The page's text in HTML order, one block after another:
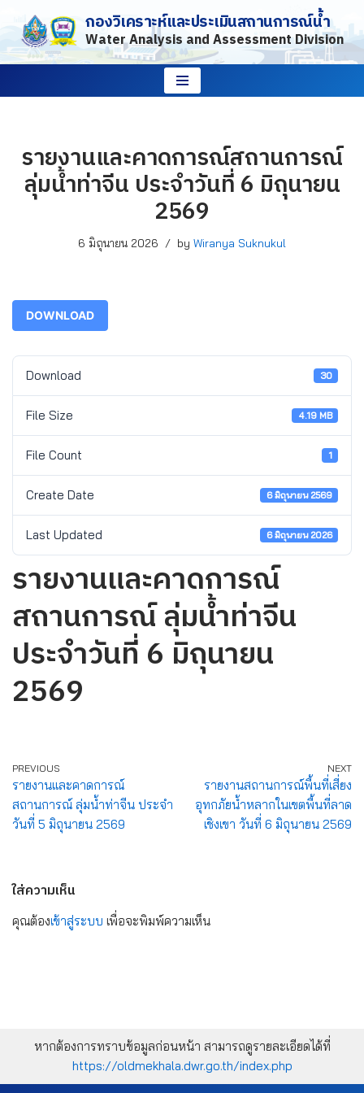
Skip
to
กองวิเคราะห์และประเมินสถานการณ์น้ำ
Water Analysis and Assessment Division
รายงานและคาดการณ์สถานการณ์
ลุ่มน้ำท่าจีน ประจำวันที่ 6 มิถุนายน
2569
6 มิถุนายน 2026 by Wiranya Suknukul
DOWNLOAD
Download 30
File Size 4.19 MB
File Count 1
Create Date 6 มิถุนายน 2569
Last Updated 6 มิถุนายน 2026
รายงานและคาดการณ์
สถานการณ์ ลุ่มน้ำท่าจีน
ประจำวันที่ 6 มิถุนายน
2569
PREVIOUS
รายงานและคาดการณ์
สถานการณ์ ลุ่มน้ำท่าจีน ประจำ
วันที่ 5 มิถุนายน 2569
NEXT
รายงานสถานการณ์พื้นที่เสี่ยง
อุทกภัยน้ำหลากในเขตพื้นที่ลาด
เชิงเขา วันที่ 6 มิถุนายน 2569
ใส่ความเห็น
คุณต้องเข้าสู่ระบบ เพื่อจะพิมพ์ความเห็น
หากต้องการทราบข้อมูลก่อนหน้า สามารถดูรายละเอียดได้ที่
https://oldmekhala.dwr.go.th/index.php